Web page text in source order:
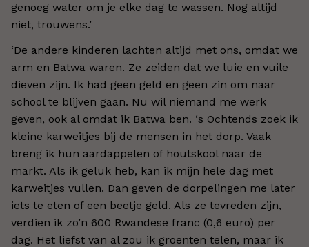
genoeg water om je elke dag te wassen. Nog altijd
niet, trouwens.’
‘De andere kinderen lachten altijd met ons, omdat we
arm en Batwa waren. Ze zeiden dat we luie en vuile
dieven zijn. Ik had geen geld en geen zin om naar
school te blijven gaan. Nu wil niemand me werk
geven, ook al omdat ik Batwa ben. ‘s Ochtends zoek ik
kleine karweitjes bij de mensen in het dorp. Vaak
breng ik hun aardappelen of houtskool naar de
markt. Als ik geluk heb, kan ik mijn hele dag met
karweitjes vullen. Dan geven de dorpelingen me later
iets te eten of een beetje geld. Als ze tevreden zijn,
verdien ik zo’n 600 Rwandese franc (0,6 euro) per
dag. Het liefst van al zou ik groenten telen, maar ik